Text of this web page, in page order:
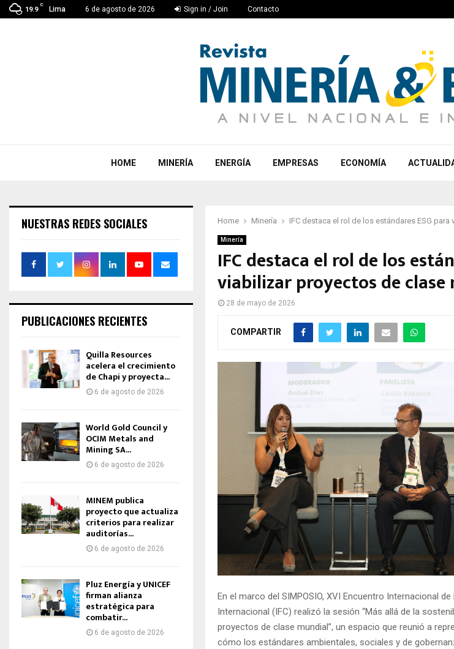
19.9
C
Lima 6 de agosto de 2026 Sign in / Join Contacto
HOME MINERÍA ENERGÍA EMPRESAS ECONOMÍA
Home Minería IFC destaca el rol de los estándares ESG
Minería
IFC destaca el rol de los
viabilizar proyectos de clase
28 de mayo de 2026
COMPARTIR
En el marco del SIMPOSIO, XVI Encuentro Internacional
Internacional (IFC) realizó la sesión “Más allá de la
proyectos de clase mundial”, un espacio que reunió a
cómo los estándares ambientales, sociales y de
NUESTRAS REDES SOCIALES
PUBLICACIONES RECIENTES
Quilla Resources
acelera el crecimiento
de Chapi y proyecta...
6 de agosto de 2026
World Gold Council y
OCIM Metals and
Mining SA...
6 de agosto de 2026
MINEM publica
proyecto que actualiza
criterios para realizar
auditorías...
6 de agosto de 2026
Pluz Energía y UNICEF
firman alianza
estratégica para
combatir...
6 de agosto de 2026